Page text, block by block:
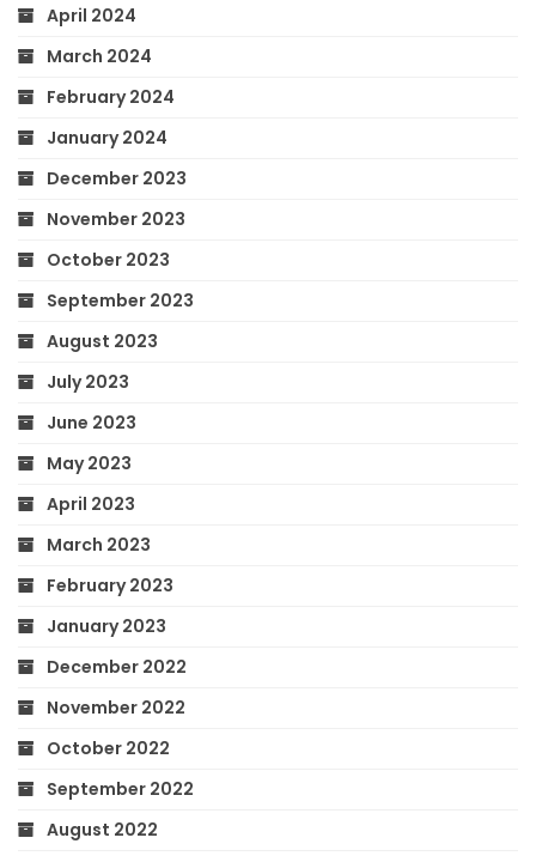
April 2024
March 2024
February 2024
January 2024
December 2023
November 2023
October 2023
September 2023
August 2023
July 2023
June 2023
May 2023
April 2023
March 2023
February 2023
January 2023
December 2022
November 2022
October 2022
September 2022
August 2022